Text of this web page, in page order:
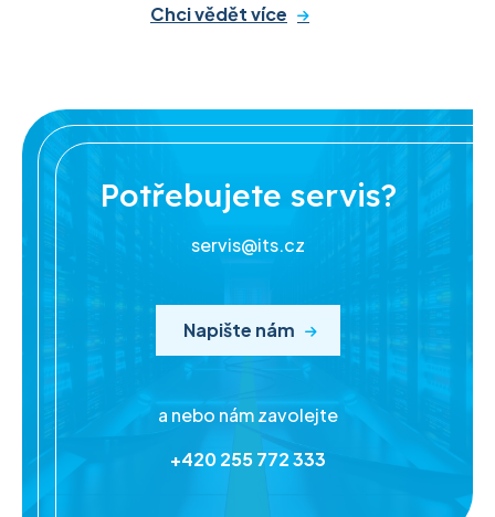
Chci vědět více
Potřebujete servis?
servis@its.cz
Napište nám
a nebo nám zavolejte
+420 255 772 333